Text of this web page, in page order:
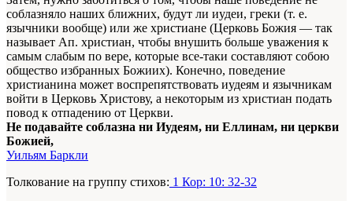
соблазняло наших ближних, будут ли иудеи, греки (т. е.
язычники вообще) или же христиане (Церковь Божия — так
называет Ап. христиан, чтобы внушить больше уважения к
самым слабым по вере, которые все-таки составляют собою
общество избранных Божиих). Конечно, поведение
христианина может воспрепятствовать иудеям и язычникам
войти в Церковь Христову, а некоторым из христиан подать
повод к отпадению от Церкви.
Не подавайте соблазна ни Иудеям, ни Еллинам, ни церкви
Божией,
Уильям Баркли
Толкование на группу стихов: 1 Кор: 10: 32-32